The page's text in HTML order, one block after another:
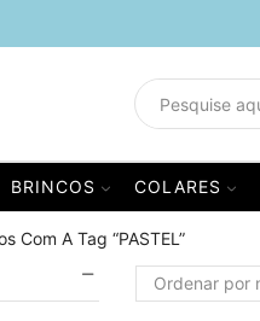
BRINCOS COLARES
Com A Tag “PASTEL”